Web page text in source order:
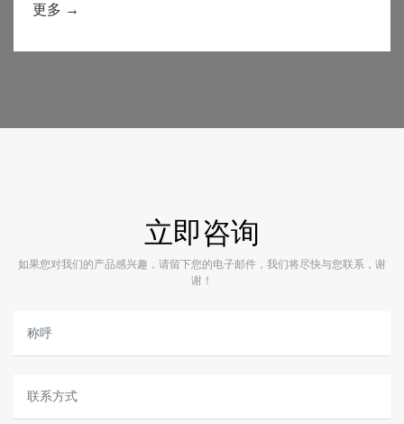
更多 →
立即咨询
如果您对我们的产品感兴趣，请留下您的电子邮件，我们将尽快与您联系，谢
谢！